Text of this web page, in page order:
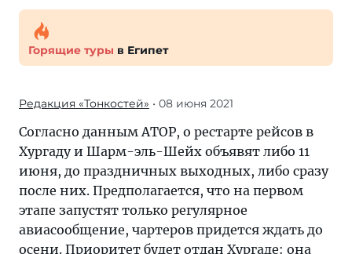
Горящие туры в Египет
Редакция «Тонкостей» • 08 июня 2021
Согласно данным АТОР, о рестарте рейсов в
Хургаду и Шарм-эль-Шейх объявят либо 11
июня, до праздничных выходных, либо сразу
после них. Предполагается, что на первом
этапе запустят только регулярное
авиасообщение, чартеров придется ждать до
осени. Приоритет будет отдан Хургаде: она